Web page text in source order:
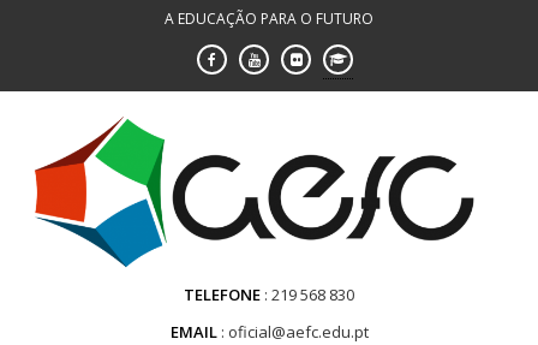
A EDUCAÇÃO PARA O FUTURO
TELEFONE 219 568 830
EMAIL oficial@aefc.edu.pt